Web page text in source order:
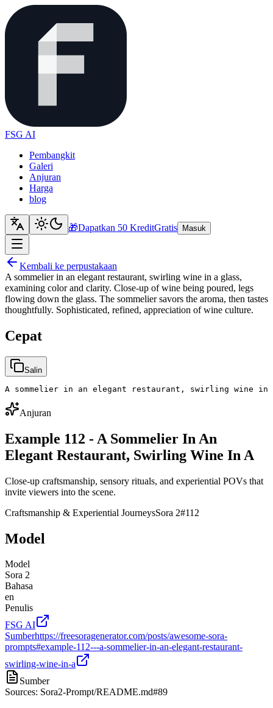
FSG AI
Pembangkit
Galeri
Anjuran
Harga
blog
🎁Dapatkan 50 KreditGratis Masuk
Kembali ke perpustakaan
A sommelier in an elegant restaurant, swirling wine in a glass,
examining color and clarity. Close-up of wine being poured, legs
flowing down the glass. The sommelier savors the aroma, then tastes
thoughtfully. Sophisticated, refined, appreciation of wine culture.
Cepat
Salin
A sommelier in an elegant restaurant, swirling wine
Anjuran
Example 112 - A Sommelier In An
Elegant Restaurant, Swirling Wine In A
Close-up craftsmanship, sensory rituals, and experiential POVs that
invite viewers into the scene.
Craftsmanship & Experiential JourneysSora 2#112
Model
Model
Sora 2
Bahasa
en
Penulis
FSG AI
Sumberhttps://freesoragenerator.com/posts/awesome-sora-
prompts#example-112---a-sommelier-in-an-elegant-restaurant-
swirling-wine-in-a
Sumber
Sources: Sora2-Prompt/README.md#89